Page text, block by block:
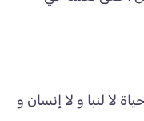
لا لنبا و لا إنسان و